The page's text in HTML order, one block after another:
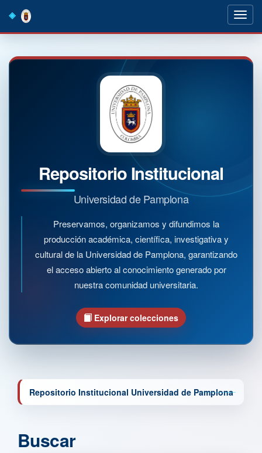
navigation
Repositorio Institucional
Universidad de Pamplona
Preservamos, organizamos y difundimos la
producción académica, científica, investigativa y
cultural de la Universidad de Pamplona, garantizando
el acceso abierto al conocimiento generado por
nuestra comunidad universitaria.
Explorar colecciones
Repositorio Institucional Universidad de Pamplona
Buscar